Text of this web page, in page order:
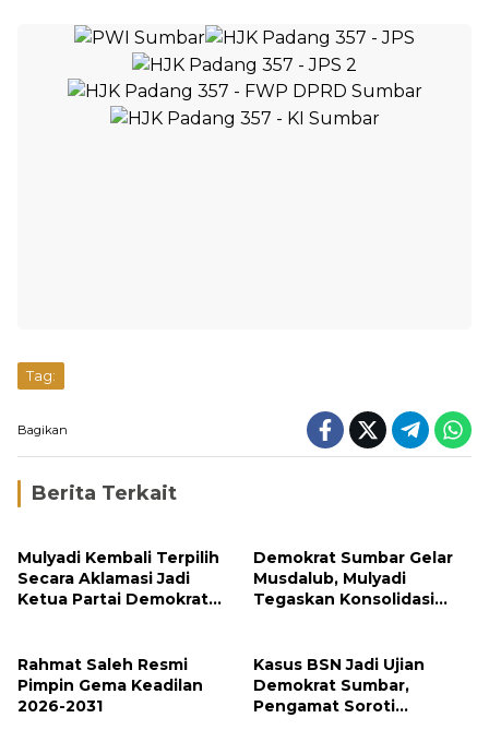
Tag:
Bagikan
Berita Terkait
Mulyadi Kembali Terpilih
Secara Aklamasi Jadi
Ketua Partai Demokrat
Demokrat Sumbar Gelar
Musdalub, Mulyadi
Tegaskan Konsolidasi
Rahmat Saleh Resmi
Pimpin Gema Keadilan
2026-2031
Kasus BSN Jadi Ujian
Demokrat Sumbar,
Pengamat Soroti